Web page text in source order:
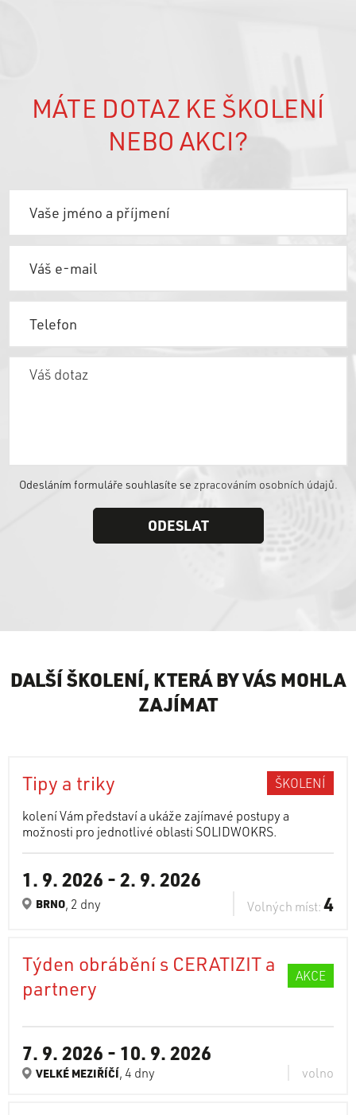
MÁTE DOTAZ KE ŠKOLENÍ
NEBO AKCI?
Odesláním formuláře souhlasíte se zpracováním osobních údajů.
DALŠÍ ŠKOLENÍ, KTERÁ BY VÁS MOHLA
ZAJÍMAT
Tipy a triky
ŠKOLENÍ
kolení Vám představí a ukáže zajímavé postupy a
možnosti pro jednotlivé oblasti SOLIDWOKRS.
1. 9. 2026 -2. 9. 2026
BRNO, 2 dny Volných míst:4
Týden obrábění s CERATIZIT a
partnery
AKCE
7. 9. 2026 - 10. 9. 2026
VELKÉ MEZIŘÍČÍ, 4 dny volno